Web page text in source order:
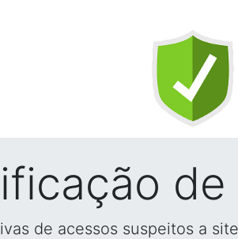
de acessos suspeitos a